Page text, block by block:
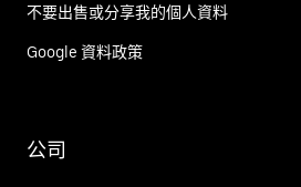
不要出售或分享我的個人資料
Google 資料政策
公司